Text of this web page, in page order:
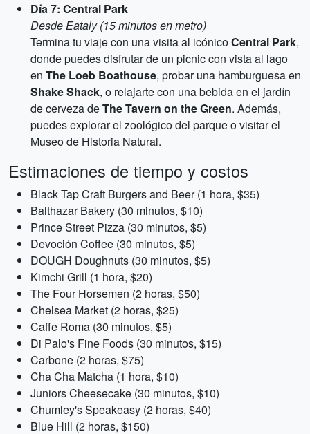
Día 7: Central Park
Desde Eataly (15 minutos en metro)
Termina tu viaje con una visita al icónicoCentral Park,
donde puedes disfrutar de un picnic con vista al lago
en The Loeb Boathouse, probar una hamburguesa en
Shake Shack, o relajarte con una bebida en el jardín
de cerveza deThe Tavern on the Green. Además,
puedes explorar el zoológico del parque o visitar el
Museo de Historia Natural.
Estimaciones de tiempo y costos
Black Tap Craft Burgers and Beer (1 hora, $35)
Balthazar Bakery (30 minutos, $10)
Prince Street Pizza (30 minutos, $5)
Devoción Coffee (30 minutos, $5)
DOUGH Doughnuts (30 minutos, $5)
Kimchi Grill (1 hora, $20)
The Four Horsemen (2 horas, $50)
Chelsea Market (2 horas, $25)
Caffe Roma (30 minutos, $5)
Di Palo's Fine Foods (30 minutos, $15)
Carbone (2 horas, $75)
Cha Cha Matcha (1 hora, $10)
Juniors Cheesecake (30 minutos, $10)
Chumley's Speakeasy (2 horas, $40)
Blue Hill (2 horas, $150)